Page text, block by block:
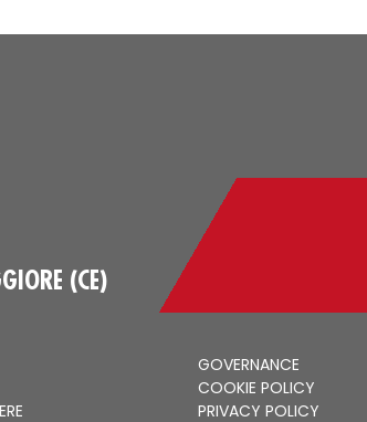
(CE)
GOVERNANCE
COOKIE POLICY
PRIVACY POLICY